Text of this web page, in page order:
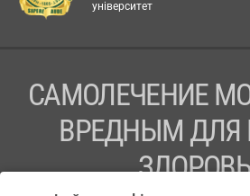
університет
САМОЛЕЧЕНИЕ
ВРЕДНЫМ ДЛЯ